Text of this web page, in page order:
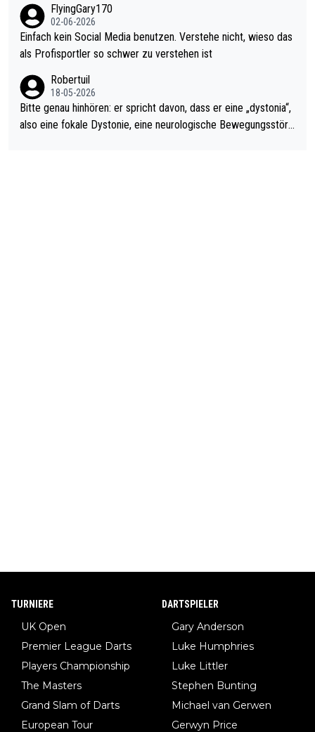
el hat.
s Leben in den Griff kriegen. Nur eins wundert mich: Luke Little
r war doch neulich erst derjenige, der über Social Media GvV p
rovoziert hat. Und Littlers Mutter schießt öfters mal gegen Ric
FlyingGary170
02-06-2026
Einfach kein Social Media benutzen. Verstehe nicht, wieso das
als Profisportler so schwer zu verstehen ist
Robertuil
18-05-2026
Bitte genau hinhören: er spricht davon, dass er eine „dystonia“,
also eine fokale Dystonie, eine neurologische Bewegungsstöru
TURNIERE
UK Open
Premier League Darts
Players Championship
The Masters
Grand Slam of Darts
European Tour
DARTSPIELER
Gary Anderson
Luke Humphries
Luke Littler
Stephen Bunting
Michael van Gerwen
Gerwyn Price